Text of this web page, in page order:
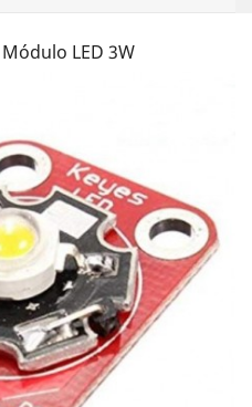
Módulo LED 3W